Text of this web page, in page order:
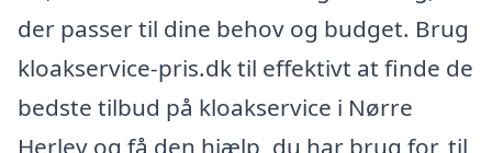
der passer til dine behov og budget. Brug
kloakservice-pris.dk til effektivt at finde de
bedste tilbud på kloakservice i Nørre
Herlev og få den hjælp, du har brug for, til